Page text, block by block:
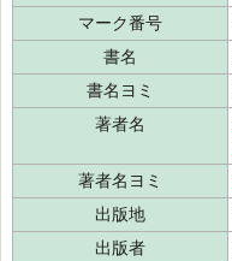
マーク番号
書名
書名ヨミ
著者名
著者名ヨミ
出版地
出版者